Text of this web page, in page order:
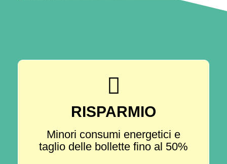
RISPARMIO
Minori consumi energetici e
taglio delle bollette fino al 50%